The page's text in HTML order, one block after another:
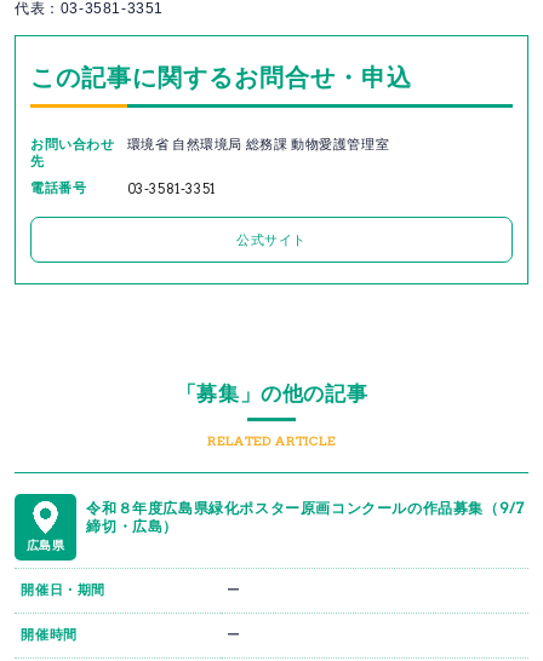
代表：03-3581-3351
この記事に関するお問合せ・申込
お問い合わせ
先
環境省 自然環境局 総務課 動物愛護管理室
電話番号 03-3581-3351
公式サイト
「募集」の他の記事
RELATED ARTICLE
広島県
令和８年度広島県緑化ポスター原画コンクールの作品募集（9/7
締切・広島）
開催日・期間 ー
開催時間 ー